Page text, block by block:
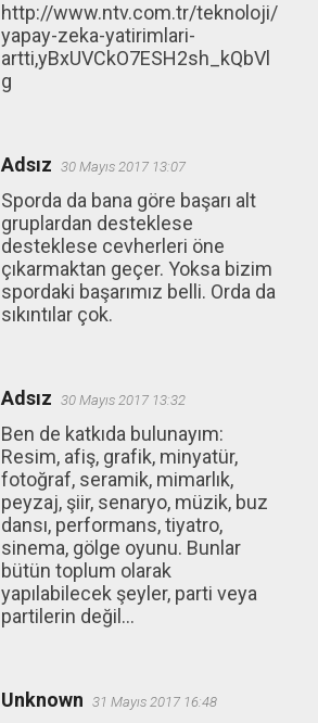
http://www.ntv.com.tr/teknoloji/
yapay-zeka-yatirimlari-
artti,yBxUVCkO7ESH2sh_kQbVl
g
Adsız 30 Mayıs 2017 13:07
Sporda da bana göre başarı alt
gruplardan desteklese
desteklese cevherleri öne
çıkarmaktan geçer. Yoksa bizim
spordaki başarımız belli. Orda da
sıkıntılar çok.
Adsız 30 Mayıs 2017 13:32
Ben de katkıda bulunayım:
Resim, afiş, grafik, minyatür,
fotoğraf, seramik, mimarlık,
peyzaj, şiir, senaryo, müzik, buz
dansı, performans, tiyatro,
sinema, gölge oyunu. Bunlar
bütün toplum olarak
yapılabilecek şeyler, parti veya
partilerin değil...
Unknown 31 Mayıs 2017 16:48